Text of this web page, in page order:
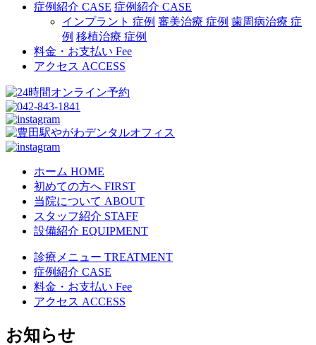
症例紹介 CASE 症例紹介 CASE
インプラント 症例 審美治療 症例 歯周病治療 症
例 移植治療 症例
料金・お支払い Fee
アクセス ACCESS
ホーム HOME
初めての方へ FIRST
当院について ABOUT
スタッフ紹介 STAFF
設備紹介 EQUIPMENT
診療メニュー TREATMENT
症例紹介 CASE
料金・お支払い Fee
アクセス ACCESS
お知らせ